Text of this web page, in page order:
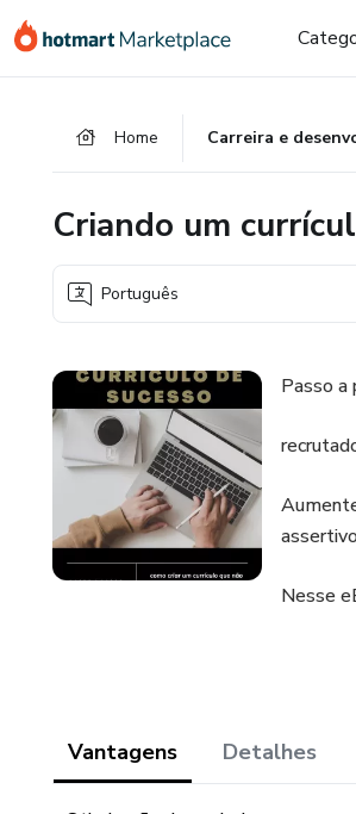
para
para
para
Home Carreira e
Criando um
Português
Passo a
Nesse
Vantagens Detalhes